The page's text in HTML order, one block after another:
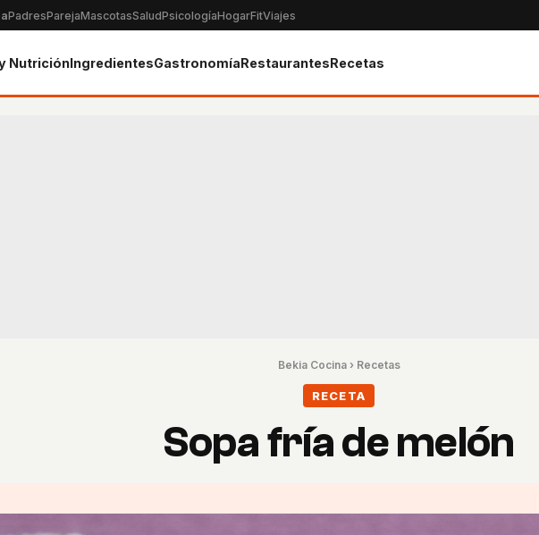
PadresParejaMascotasSaludPsicologíaHogarFitViajes
NutriciónIngredientesGastronomíaRestaurantesRecetas
Bekia Cocina› Recetas
RECETA
Sopa fría de melón